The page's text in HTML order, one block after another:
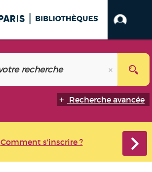
Recherche avancée
Comment s'inscrire ?